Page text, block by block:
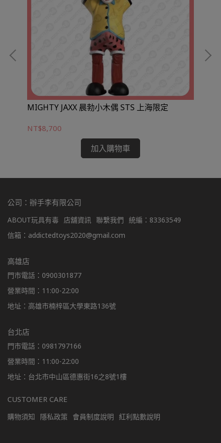
MIGHTY JAXX 晨勃小木偶 STS 上海限定
NT$8,700
加入購物車
公司：辦手李有限公司
ABOUT玩具有毒 店舖資訊 聯繫我們 統編：83363549
信箱：addictedtoys2020@gmail.com
高雄店
門市電話：0900301877
營業時間：11:00-22:00
地址：高雄市楠梓區大學東路136號
台北店
門市電話：0981797166
營業時間：11:00-22:00
地址：台北市中山區德惠街16之8號1樓
CUSTOMER CARE
購物須知 隱私政策 會員制度說明 紅利點數說明